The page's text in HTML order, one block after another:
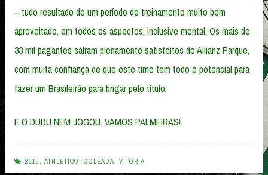
– tudo resultado de um período de treinamento muito bem
aproveitado, em todos os aspectos, inclusive mental. Os mais de
33 mil pagantes saíram plenamente satisfeitos do Allianz Parque,
com muita confiança de que este time tem todo o potencial para
fazer um Brasileirão para brigar pelo título.
E O DUDU NEM JOGOU. VAMOS PALMEIRAS!
2016 ATHLETICO GOLEADA VITÓRIA